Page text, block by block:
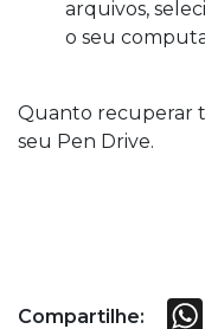
arquivos,
o seu
Quanto recuperar
seu Pen Drive.
Compartilhe: